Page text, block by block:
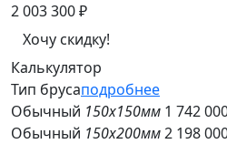
2 003 300 ₽
Хочу скидку!
Калькулятор
Тип брусаподробнее
Обычный 150x150мм 1 742
Обычный 150x200мм2 198